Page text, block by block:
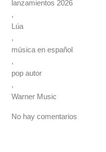
lanzamientos 2026
,
Lúa
,
música en español
,
pop autor
,
Warner Music
No hay comentarios